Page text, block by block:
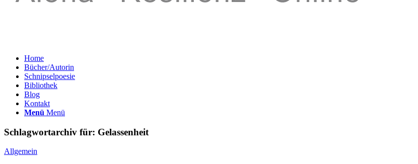
Home
Bücher/Autorin
Schnipselpoesie
Bibliothek
Blog
Kontakt
Menü Menü
Schlagwortarchiv für: Gelassenheit
Allgemein